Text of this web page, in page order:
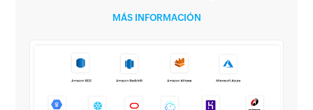
MÁS INFORMACIÓN